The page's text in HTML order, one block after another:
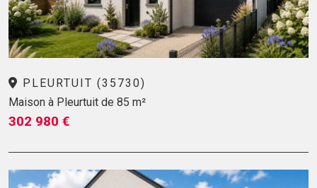
PLEURTUIT (35730)
Maison à Pleurtuit de 85 m²
302 980 €